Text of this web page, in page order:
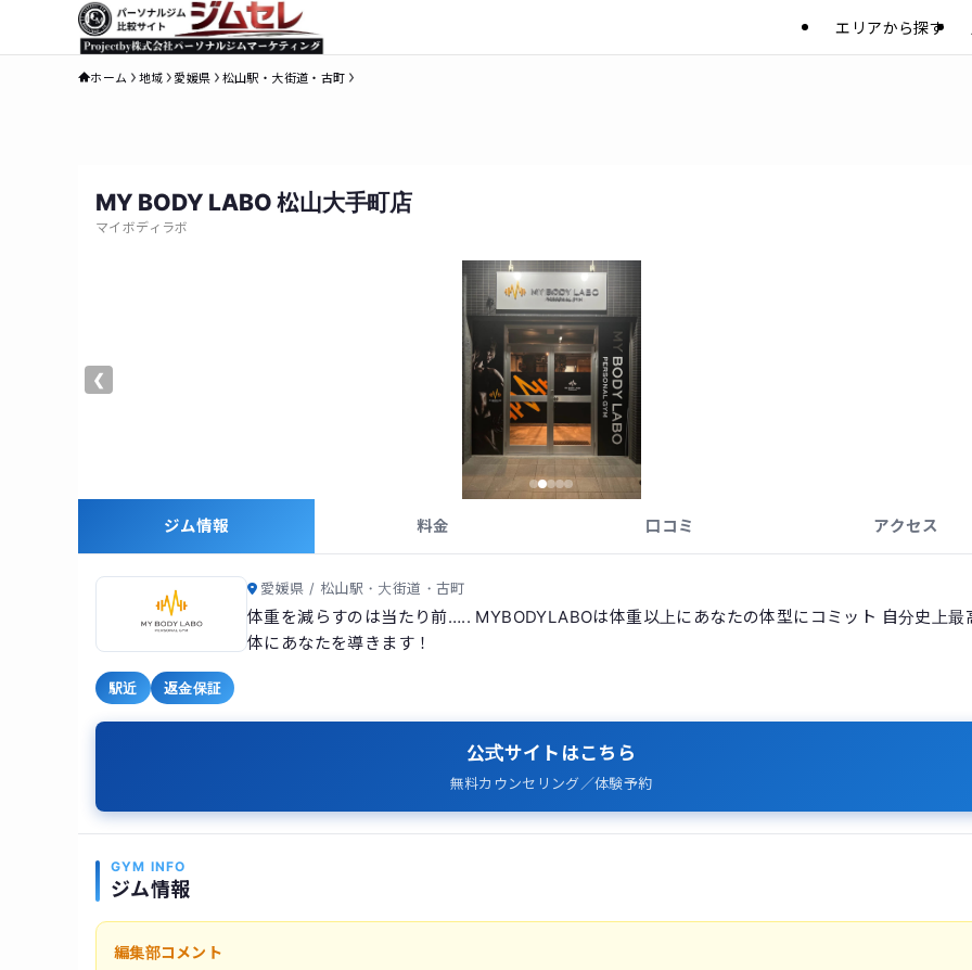
エリアから探す
ホーム 地域 愛媛県 松山駅・大街道・古町
MY BODY LABO 松山大手町店
マイボディラボ
❮
ジム情報 料金 口コミ アクセス
愛媛県 / 松山駅・大街道・古町
体重を減らすのは当たり前….. MYBODYLABOは体重以上にあなたの体型にコミット 自分史上最
体にあなたを導きます！
駅近 返金保証
公式サイトはこちら
無料カウンセリング／体験予約
GYM INFO
ジム情報
編集部コメント